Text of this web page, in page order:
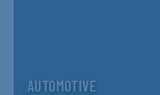
AUTOMOTIVE